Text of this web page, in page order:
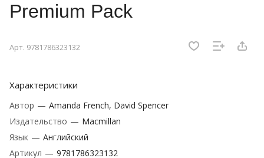
Premium Pack
Арт. 9781786323132
Характеристики
Автор — Amanda French, David Spencer
Издательство — Macmillan
Язык — Английский
Артикул — 9781786323132